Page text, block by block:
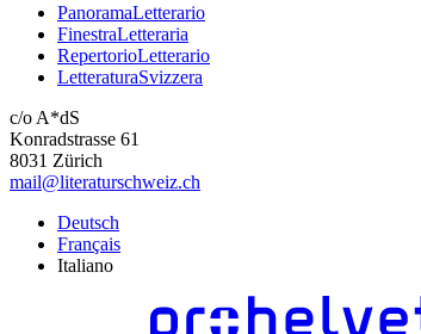
PanoramaLetterario
FinestraLetteraria
RepertorioLetterario
LetteraturaSvizzera
c/o A*dS
Konradstrasse 61
8031 Zürich
mail@literaturschweiz.ch
Deutsch
Français
Italiano